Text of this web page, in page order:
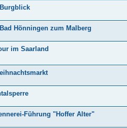
Hönningen zum Malberg
im Saarland
Führung "Hoffer Alter"